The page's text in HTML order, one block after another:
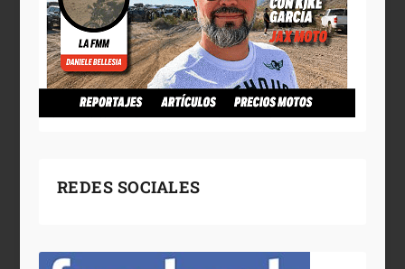
REDES SOCIALES